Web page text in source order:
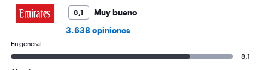
8,1
Muy bueno
3.638 opiniones
En general
8,1